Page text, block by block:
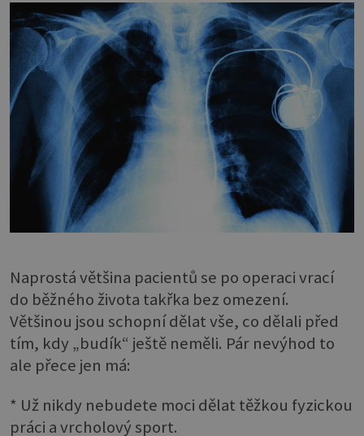
Naprostá většina pacientů se po operaci vrací
do běžného života takřka bez omezení.
Většinou jsou schopní dělat vše, co dělali před
tím, kdy „budík“ ještě neměli. Pár nevýhod to
ale přece jen má:
* Už nikdy nebudete moci dělat těžkou fyzickou
práci a vrcholový sport.